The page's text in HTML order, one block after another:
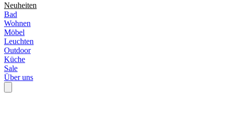
Neuheiten
Bad
Wohnen
Möbel
Leuchten
Outdoor
Küche
Sale
Über uns